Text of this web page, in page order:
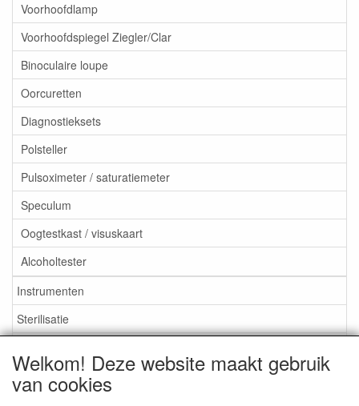
Voorhoofdlamp
Voorhoofdspiegel Ziegler/Clar
Binoculaire loupe
Oorcuretten
Diagnostieksets
Polsteller
Pulsoximeter / saturatiemeter
Speculum
Oogtestkast / visuskaart
Alcoholtester
Instrumenten
Sterilisatie
Aktieartikelen
Welkom! Deze website maakt gebruik
van cookies